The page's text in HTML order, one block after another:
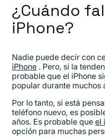
¿Cuándo
iPhone?
Nadie puede decir con
iPhone . Pero, si la
probable que el iPhone
popular durante muchos
Por lo tanto, si está
teléfono nuevo, es
años. Es probable que el
opción para muchas